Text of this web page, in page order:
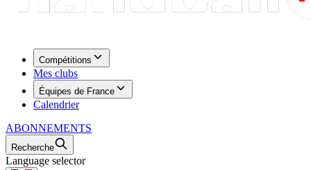
Compétitions
Mes clubs
Équipes de France
Calendrier
ABONNEMENTS
Recherche
Language selector